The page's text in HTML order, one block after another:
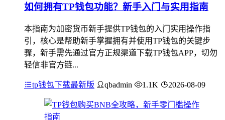
如何拥有TP钱包功能？新手入门与实用指南
本指南为加密货币新手提供TP钱包的入门实用操作指
引，核心是帮助新手掌握拥有并使用TP钱包的关键步
骤，新手需先通过官方正规渠道下载TP钱包APP，切勿
轻信非官方链...
tp钱包下载最新版 qbadmin 1.1K 2026-08-09